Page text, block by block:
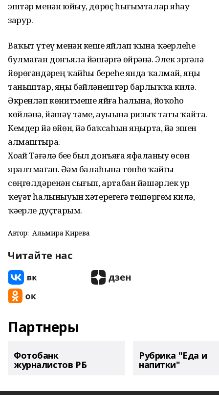
эштәр менән юйыу, дөрөҫ һығымталар яһау
зарур.
Ваҡыт үтеү менән кеше яйлап ҡына ҡәҙерлеһе
булмаған донъяла йәшәргә өйрәнә. Элек эргәлә
йөрөгәндәрҙең ҡайһы береһе янда ҡалмай, яңы
таныштар, яңы бәйләнештәр барлыҡҡа килә.
Әкренләп көнитмеше яйға һалына, йоҡоһо
көйләнә, йәшәү тәме, ауыҙына ризыҡ таты ҡайта.
Кемдер йә өйөн, йә баҡсаһын яңырта, йә эшен
алмаштыра.
Хоҙай Тәғәлә беҙҙе был донъяға яфаланыу өсөн
яралтмаған. Әҙәм балаһына төпһөҙ ҡайғы
сөңгөлдәренән сығып, артабан йәшәрлек ҙур
ҡеүәт һалыныуын хәтерегеҙгә төшөргөм килә,
ҡәҙерле дуҫтарым.
Автор: Альмира Кирәева
Читайте нас
Партнеры
Фотобанк
журналистов РБ
Рубрика "Еда и
напитки"